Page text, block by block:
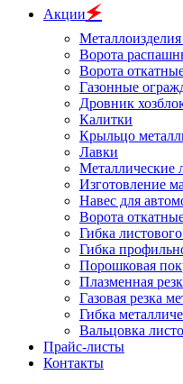
Акции🗲
Металлоизделия
Ворота
Ворота
Газонные
Дровник
Калитки
Крыльцо
Лавки
Металлические
Изготовление
Навес для
Ворота
Гибка
Гибка
Порошковая
Плазменная
Газовая резка
Гибка
Вальцовка
Прайс-листы
Контакты